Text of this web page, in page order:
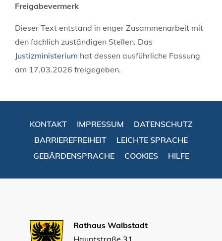
Freigabevermerk
Dieser Text entstand in enger Zusammenarbeit mit
den fachlich zuständigen Stellen. Das
Justizministerium hat dessen ausführliche Fassung
am 17.03.2026 freigegeben.
KONTAKT IMPRESSUM
DATENSCHUTZ
BARRIEREFREIHEIT
LEICHTE SPRACHE
GEBÄRDENSPRACHE
COOKIES HILFE
Rathaus Waibstadt
Hauptstraße 31